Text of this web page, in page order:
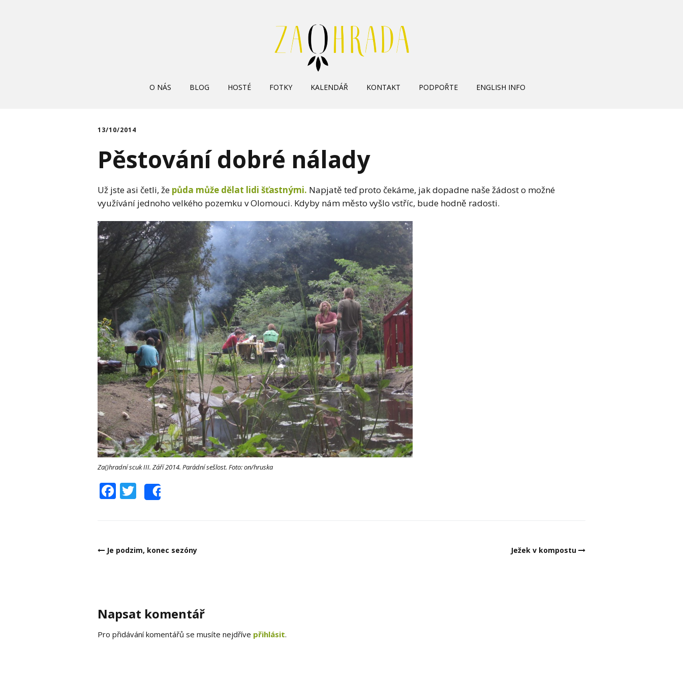
Skip
O NÁS BLOG HOSTÉ FOTKY KALENDÁŘ KONTAKT PODPOŘTE ENGLISH INFO
13/10/2014
Pěstování dobré nálady
Už jste asi četli, že půda může dělat lidi šťastnými. Napjatě teď proto čekáme, jak dopadne naše žádost o možné
využívání jednoho velkého pozemku v Olomouci. Kdyby nám město vyšlo vstříc, bude hodně radosti.
Za()hradní scuk III. Září 2014. Parádní sešlost. Foto: on/hruska
Facebook
Twitter
PostJe podzim, konec sezóny Ježek v kompostu
Napsat komentář
Pro přidávání komentářů se musíte nejdříve přihlásit.